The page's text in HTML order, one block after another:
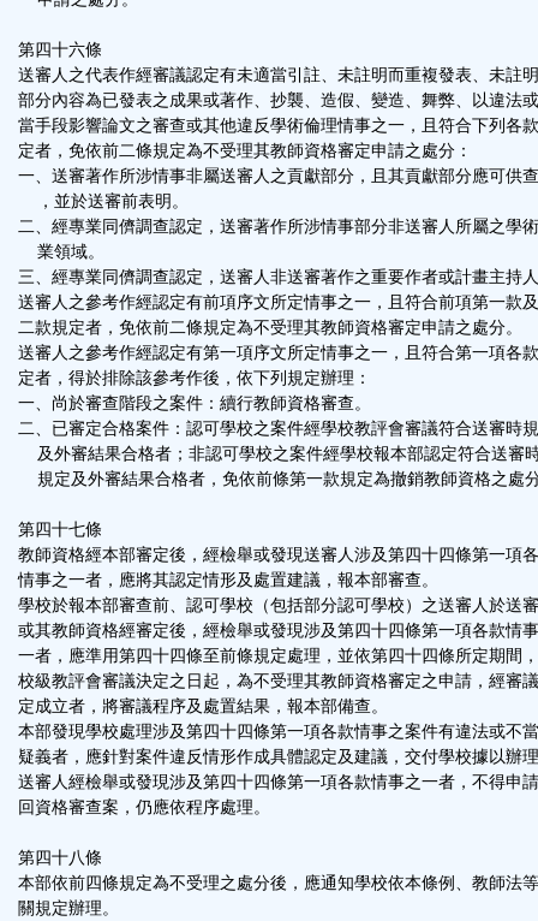
第四十六條
送審人之代表作經審議認定有未適當引註、未註明而重複發表、未註
部分內容為已發表之成果或著作、抄襲、造假、變造、舞弊、以違法
當手段影響論文之審查或其他違反學術倫理情事之一，且符合下列各
定者，免依前二條規定為不受理其教師資格審定申請之處分：
一、送審著作所涉情事非屬送審人之貢獻部分，且其貢獻部分應可供
，並於送審前表明。
二、經專業同儕調查認定，送審著作所涉情事部分非送審人所屬之學
業領域。
三、經專業同儕調查認定，送審人非送審著作之重要作者或計畫主持
送審人之參考作經認定有前項序文所定情事之一，且符合前項第一款
二款規定者，免依前二條規定為不受理其教師資格審定申請之處分。
送審人之參考作經認定有第一項序文所定情事之一，且符合第一項各
定者，得於排除該參考作後，依下列規定辦理：
一、尚於審查階段之案件：續行教師資格審查。
二、已審定合格案件：認可學校之案件經學校教評會審議符合送審時
及外審結果合格者；非認可學校之案件經學校報本部認定符合送審
規定及外審結果合格者，免依前條第一款規定為撤銷教師資格之處
第四十七條
教師資格經本部審定後，經檢舉或發現送審人涉及第四十四條第一項
情事之一者，應將其認定情形及處置建議，報本部審查。
學校於報本部審查前、認可學校（包括部分認可學校）之送審人於送
或其教師資格經審定後，經檢舉或發現涉及第四十四條第一項各款情
一者，應準用第四十四條至前條規定處理，並依第四十四條所定期間
校級教評會審議決定之日起，為不受理其教師資格審定之申請，經審
定成立者，將審議程序及處置結果，報本部備查。
本部發現學校處理涉及第四十四條第一項各款情事之案件有違法或不
疑義者，應針對案件違反情形作成具體認定及建議，交付學校據以辦
送審人經檢舉或發現涉及第四十四條第一項各款情事之一者，不得申
回資格審查案，仍應依程序處理。
第四十八條
本部依前四條規定為不受理之處分後，應通知學校依本條例、教師法
關規定辦理。